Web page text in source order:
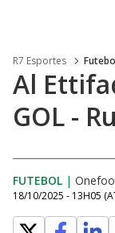
R7 Esportes
Al
GOL -
FUTEBOL |
18/10/2025 - 13H05